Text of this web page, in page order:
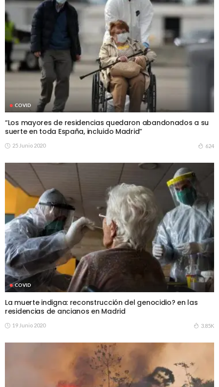
COVID
“Los mayores de residencias quedaron abandonados a su
suerte en toda España, incluido Madrid”
25 Junio 2020 624
COVID
La muerte indigna: reconstrucción del genocidio? en las
residencias de ancianos en Madrid
19 Junio 2020 3.85K